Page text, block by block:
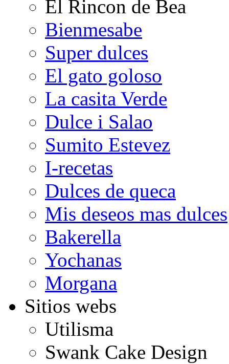
El Rincon de Bea
Bienmesabe
Super dulces
El gato goloso
La casita Verde
Dulce i Salao
Sumito Estevez
I-recetas
Dulces de queca
Mis deseos mas dulces
Bakerella
Yochanas
Morgana
Sitios webs
Utilisma
Swank Cake Design